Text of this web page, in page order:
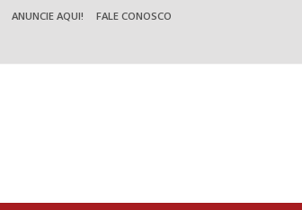
ANUNCIE AQUI! FALE CONOSCO